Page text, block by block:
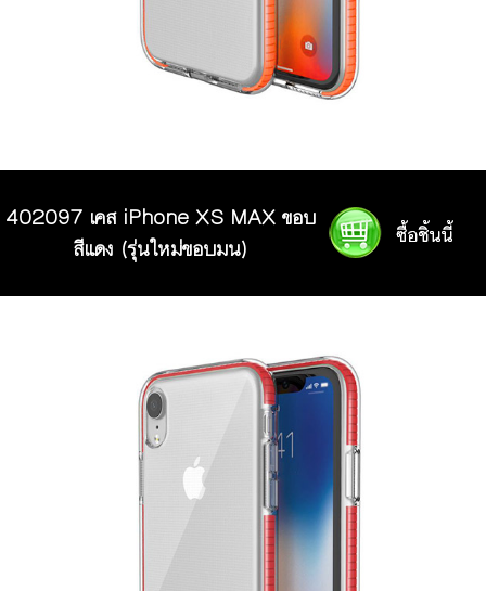
402097 เคส iPhone XS MAX ขอบ
สีแดง (รุ่นใหม่ขอบมน)